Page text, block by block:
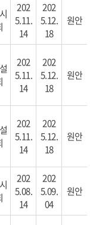
202
5.11.
14
202
5.12.
18
원안
202
5.11.
14
202
5.12.
18
원안
202
5.11.
14
202
5.12.
18
원안
202
5.08.
14
202
5.09.
04
원안